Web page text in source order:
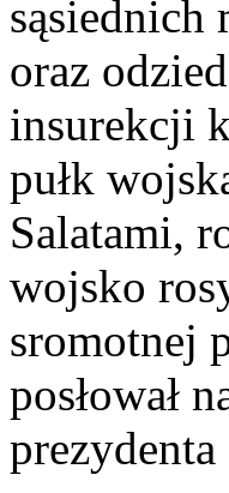
sąsiednich
oraz
insurekcji
pułk
Salatami,
wojsko
sromotnej
posłował